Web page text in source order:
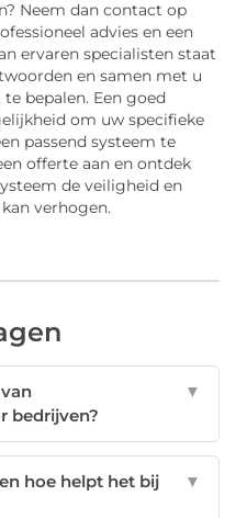
Neem dan contact op
advies en een
ervaren specialisten staat
en samen met u
bepalen. Een goed
om uw specifieke
passend systeem te
offerte aan en ontdek
de veiligheid en
verhogen.
bedrijven?
▼
hoe helpt het bij
▼